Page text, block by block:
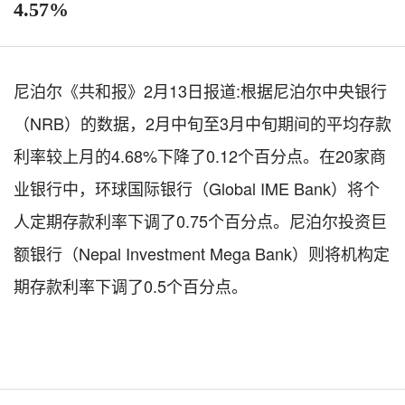
4.57%
尼泊尔《共和报》 2月13日报道:根据尼泊尔中央银行
（NRB）的数据， 2月中旬至3月中旬期间的平均存款
利率较上月的4.68%下降了0.12个百分点。在20家商
业银行中，环球国际银行（Global IME Bank）将个
人定期存款利率下调了0.75个百分点。尼泊尔投资巨
额银行（Nepal Investment Mega Bank）则将机构定
期存款利率下调了0.5个百分点。